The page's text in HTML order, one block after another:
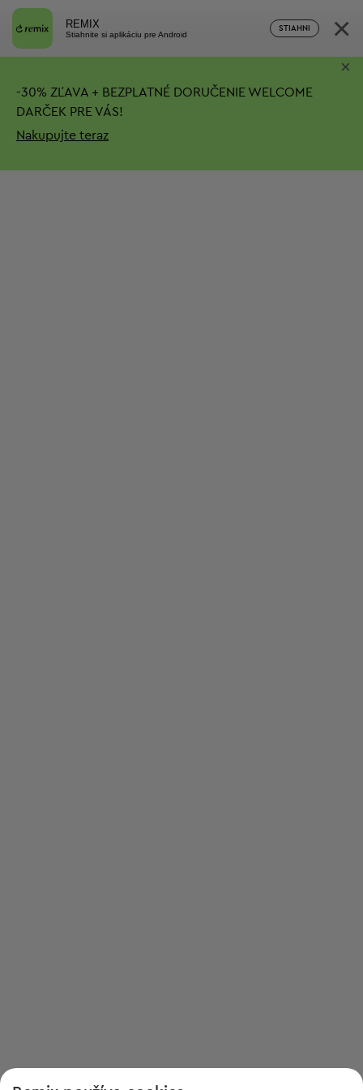
REMIX
Stiahnite si aplikáciu pre Android
STIAHNI ×
-30% ZĽAVA + BEZPLATNÉ DORUČENIE WELCOME
DARČEK PRE VÁS!
Nakupujte teraz
×